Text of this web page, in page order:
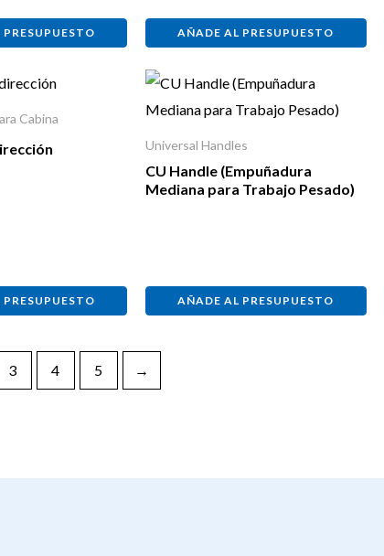
AÑADE AL PRESUPUESTO
Cabina
Universal Handles
CU Handle (Empuñadura
Mediana para Trabajo Pesado)
AÑADE AL PRESUPUESTO
3 4 5 →